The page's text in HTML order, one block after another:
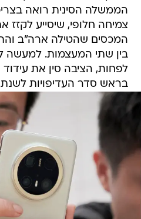
הממשלה הסינית רואה
צמיחה חלופי, שיסייע
המכסים שהטילה ארה"ב
בין שתי המעצמות. למעשה
לפחות, הציבה סין את
בראש סדר העדיפויות לשנת